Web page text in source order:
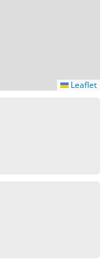
Leaflet